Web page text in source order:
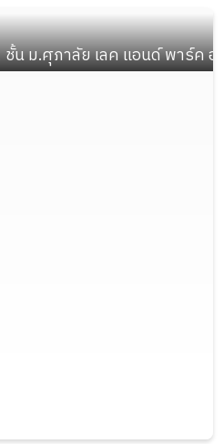
น ม.ศุภาลัย เลค แอนด์ พาร์ค อ.